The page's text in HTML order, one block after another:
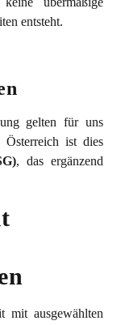
entsteht.
gelten für uns
Österreich ist dies
, das ergänzend
mit ausgewählten